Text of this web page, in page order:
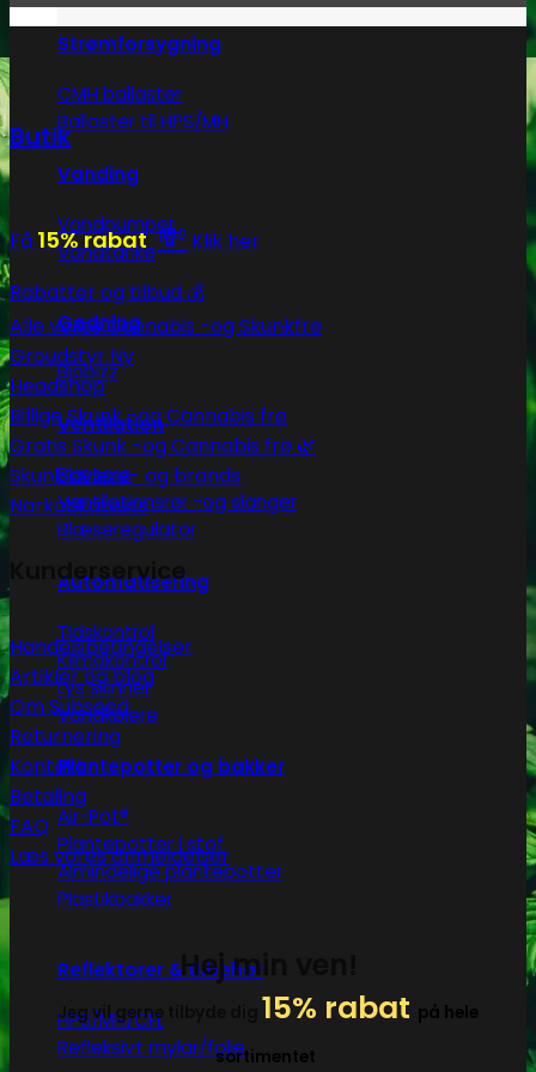
Strømforsygning
CMH ballaster
Ballaster til HPS/MH
Vanding
Vandpumper
Vandtanke
Gødning
Biobizz
Ventilation
Blæsere
Ventilationsrør -og slanger
Blæseregulator
Automatisering
Tidskontrol
Klimakontrol
Lys skinner
Vandkølere
Plantepotter og bakker
Air-Pot®
Plantepotter i stof
Almindelige plantepotter
Plastikbakker
Reflektorer & tilbehør
HPS/MH/CFL
Refleksivt mylar/folie
Butik
Få 15% rabat 💸 Klik her
Rabatter og tilbud 💰
Alle vores Cannabis -og Skunkfrø
Groudstyr
Headshop
Billige Skunk -og Cannabis frø
Gratis Skunk -og Cannabis frø 🌿
Skunk avlere- og brands
Narkotikatests
Kunderservice
Handelsbetingelser
Artikler og blog
Om Subseed
Returnering
Kontakt
Betaling
FAQ
Læs vores anmeldelser
Hej min ven!
Jeg vil gerne tilbyde dig 15% rabat på hele
sortimentet